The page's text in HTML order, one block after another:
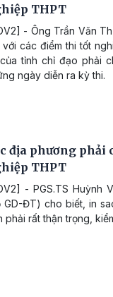
THPT
- Ông Trần Văn
với các điểm thi tốt
tỉnh chỉ đạo phải
ngày diễn ra kỳ thi.
địa phương phải
THPT
- PGS.TS Huỳnh
GD-ĐT) cho biết, in
phải rất thận trọng,